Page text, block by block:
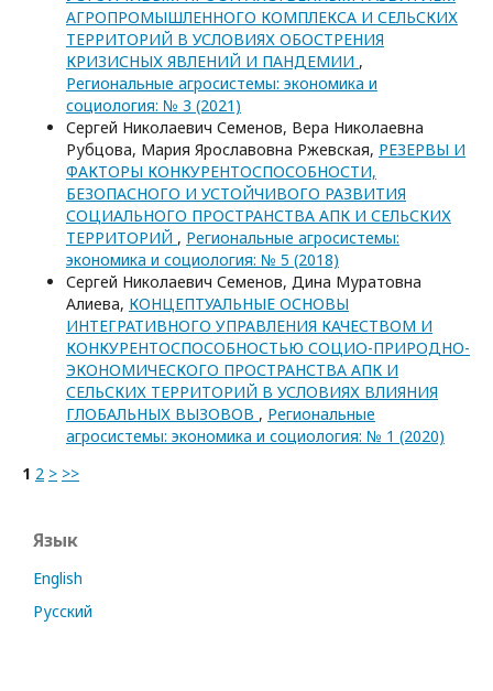
АГРОПРОМЫШЛЕННОГО КОМПЛЕКСА И СЕЛЬСКИХ
ТЕРРИТОРИЙ В УСЛОВИЯХ ОБОСТРЕНИЯ
КРИЗИСНЫХ ЯВЛЕНИЙ И ПАНДЕМИИ ,
Региональные агросистемы: экономика и
социология: № 3 (2021)
Сергей Николаевич Семенов, Вера Николаевна
Рубцова, Мария Ярославовна Ржевская, РЕЗЕРВЫ И
ФАКТОРЫ КОНКУРЕНТОСПОСОБНОСТИ,
БЕЗОПАСНОГО И УСТОЙЧИВОГО РАЗВИТИЯ
СОЦИАЛЬНОГО ПРОСТРАНСТВА АПК И СЕЛЬСКИХ
ТЕРРИТОРИЙ , Региональные агросистемы:
экономика и социология: № 5 (2018)
Сергей Николаевич Семенов, Дина Муратовна
Алиева, КОНЦЕПТУАЛЬНЫЕ ОСНОВЫ
ИНТЕГРАТИВНОГО УПРАВЛЕНИЯ КАЧЕСТВОМ И
КОНКУРЕНТОСПОСОБНОСТЬЮ СОЦИО-ПРИРОДНО-
ЭКОНОМИЧЕСКОГО ПРОСТРАНСТВА АПК И
СЕЛЬСКИХ ТЕРРИТОРИЙ В УСЛОВИЯХ ВЛИЯНИЯ
ГЛОБАЛЬНЫХ ВЫЗОВОВ , Региональные
агросистемы: экономика и социология: № 1 (2020)
1 2 > >>
Язык
English
Русский